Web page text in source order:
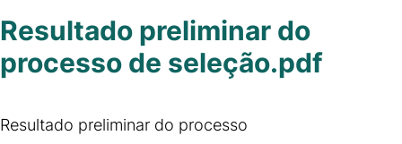
Resultado preliminar do
processo de seleção.pdf
Resultado preliminar do processo